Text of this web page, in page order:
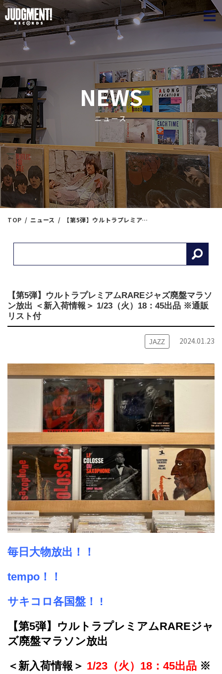
NEWS
ニュース
TOP ニュース 【第5弾】ウルトラプレミアムRAREジャズ廃盤マラソン放出 ＜新入荷情報＞ 1/23（火）18：45出品 ※通販リスト付
【第5弾】ウルトラプレミアムRAREジャズ廃盤マラソ
ン放出 ＜新入荷情報＞ 1/23（火）18：45出品 ※通販
リスト付
JAZZ 2024.01.23
毎日大物放出！！
tempo！！
サキコロ各国盤！ !
【第5弾】ウルトラプレミアムRAREジャ
ズ廃盤マラソン放出
＜新入荷情報＞ 1/23（火）18：45出品 ※